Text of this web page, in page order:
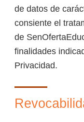
de datos de
consiente el
de
finalidades
Privacidad.